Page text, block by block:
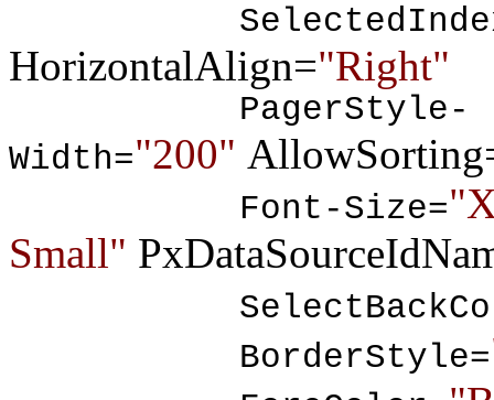
HorizontalAlign="Right"
PagerStyle-
Width="200"
Font-Size=
Small"
BorderStyle=